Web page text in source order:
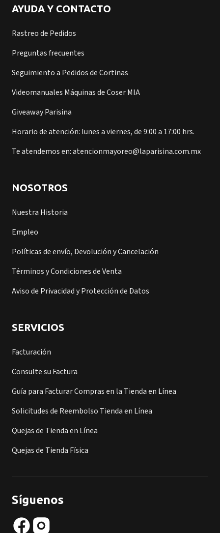
AYUDA Y CONTACTO
Rastreo de Pedidos
Preguntas frecuentes
Seguimiento a Pedidos de Cortinas
Videomanuales Máquinas de Coser MIA
Giveaway Parisina
Horario de atención: lunes a viernes, de 9:00 a 17:00 hrs.
Te atendemos en: atencionmayoreo@laparisina.com.mx
NOSOTROS
Nuestra Historia
Empleo
Políticas de envío, Devolución y Cancelación
Términos y Condiciones de Venta
Aviso de Privacidad y Protección de Datos
SERVICIOS
Facturación
Consulte su Factura
Guía para Facturar Compras en la Tienda en Línea
Solicitudes de Reembolso Tienda en Línea
Quejas de Tienda en Línea
Quejas de Tienda Física
Síguenos